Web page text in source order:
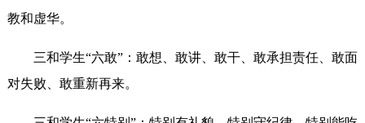
教和虚华。
三和学生“六敢”：敢想、敢讲、敢干、敢承担责任、敢面
对失败、敢重新再来。